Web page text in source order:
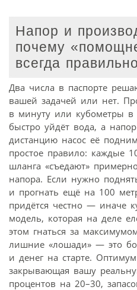
Напор и
почему
всегда правильно
Два числа в паспорте
вашей задачей или нет.
в минуту или кубометры в
быстро уйдёт вода, а
дистанцию насос её
простое правило: каждые
шланга «съедают»
напора. Если нужно
и прогнать ещё на 100
придётся честно — иначе
модель, которая на деле
этом гнаться за
лишние «лошади» — это
и денег на старте.
закрывающая вашу
процентов на 20–30,